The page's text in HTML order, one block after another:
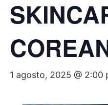
1 agosto, 2025 @ 2:00